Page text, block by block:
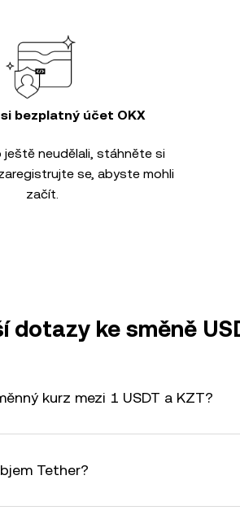
bezplatný účet OKX
neudělali, stáhněte si
se, abyste mohli
začít.
dotazy ke směně
kurz mezi 1 USDT a KZT?
Tether?